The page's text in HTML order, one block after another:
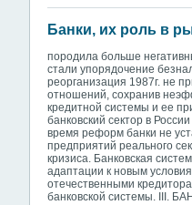
Банки, их роль в
породила больше
стали упорядочение
реорганизация 1987г. не
отношений, сохранив
кредитной системы и ее
банковский сектор в
время реформ банки не
предприятий реального
кризиса. Банковская
адаптации к новым
отечественными
банковской системы. III.